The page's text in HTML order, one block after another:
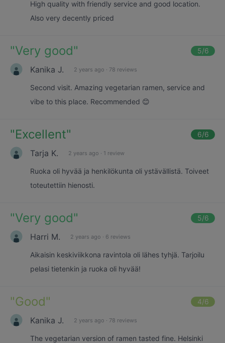
High quality with friendly service and good location.
Also very decently priced
"Very good" 5/6
Kanika J. 2 years ago · 78 reviews
Second visit. Amazing vegetarian ramen, service and
vibe to this place. Recommended 😊
"Excellent" 6/6
Tarja K. 2 years ago · 1 review
Ruoka oli hyvää ja henkilökunta oli ystävällistä. Toiveet
toteutettiin hienosti.
"Very good" 5/6
Harri M. 2 years ago · 6 reviews
Aikaisin keskiviikkona ravintola oli lähes tyhjä. Tarjoilu
pelasi tietenkin ja ruoka oli hyvää!
"Good" 4/6
Kanika J. 2 years ago · 78 reviews
The vegetarian version of ramen tasted fine. Helsinki